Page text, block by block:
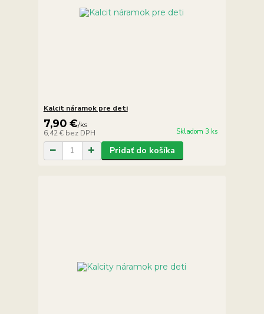
Kalcit náramok pre deti
7,90 €/ks
6,42 € bez DPH Skladom 3 ks
Pridať do košíka